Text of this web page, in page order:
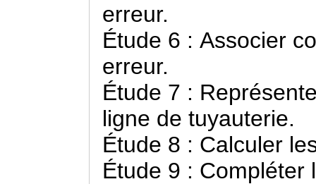
erreur.
Étude 6 : Associer
erreur.
Étude 7 :
ligne de tuyauterie.
Étude 8 : Calculer
Étude 9 : Compléter